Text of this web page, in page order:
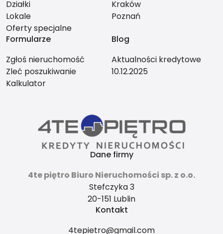
Działki
Lokale
Oferty specjalne
Kraków
Poznań
Formularze
Zgłoś nieruchomość
Zleć poszukiwanie
Kalkulator
Blog
Aktualności kredytowe
10.12.2025
Dane firmy
4te piętro Biuro Nieruchomości sp. z o.o.
Stefczyka 3
20-151 Lublin
Kontakt
4tepietro@gmail.com